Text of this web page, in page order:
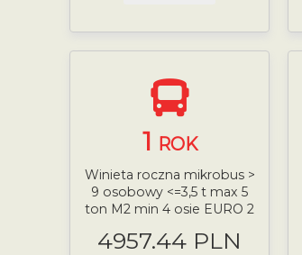
1 ROK
Winieta roczna mikrobus >
9 osobowy <=3,5 t max 5
ton M2 min 4 osie EURO 2
4957.44 PLN